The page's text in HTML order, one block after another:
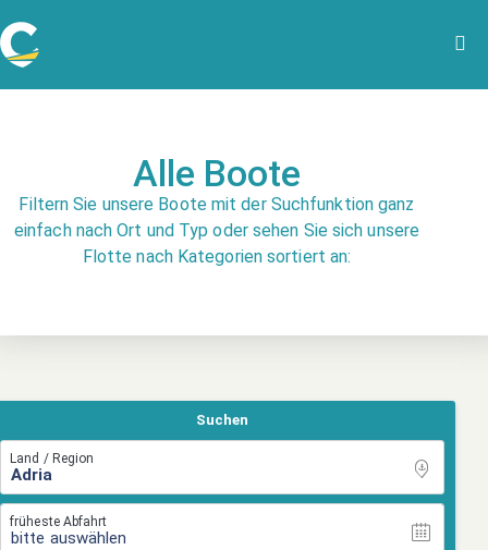
Alle Boote
Filtern Sie unsere Boote mit der Suchfunktion ganz
einfach nach Ort und Typ oder sehen Sie sich unsere
Flotte nach Kategorien sortiert an:
Suchen
Land / Region
früheste Abfahrt
bitte auswählen